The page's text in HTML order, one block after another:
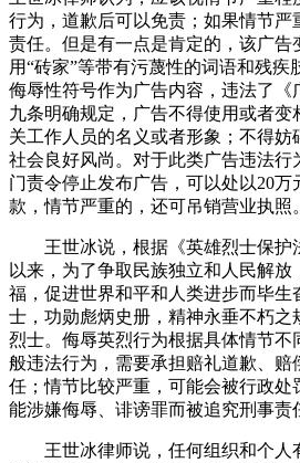
行为，道歉后可以免责；如果情节严
责任。但是有一点是肯定的，该广告
用“砖家”等带有污蔑性的词语和残
侮辱性符号作为广告内容，违法了《
九条明确规定，广告不得使用或者
关工作人员的名义或者形象；不得
社会良好风尚。对于此类广告违法行
门责令停止发布广告，可以处以20万
款，情节严重的，还可吊销营业执照。
王世冰说，根据《英雄烈士保护
以来，为了争取民族独立和人民解
福，促进世界和平和人类进步而毕生
士，功勋彪炳史册，精神永垂不朽之
烈士。侮辱英烈行为根据具体情节不
般违法行为，需要承担赔礼道歉、赔
任；情节比较严重，可能会被行政处
能涉嫌侮辱、诽谤罪而被追究刑事责
王世冰律师说，任何组织和个人